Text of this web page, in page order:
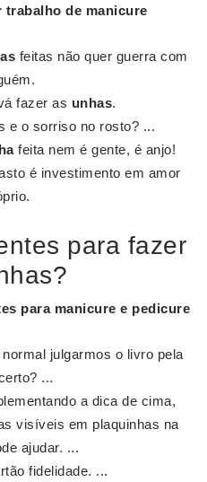
trabalho de manicure
feitas não quer guerra com
fazer as unhas.
e o sorriso no rosto? ...
feita nem é gente, é anjo!
é investimento em amor
para fazer
para manicure e pedicure
julgarmos o livro pela
...
a dica de cima,
visíveis em plaquinhas na
ajudar. ...
fidelidade. ...